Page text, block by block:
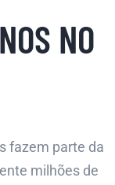
NO
fazem parte da
milhões de